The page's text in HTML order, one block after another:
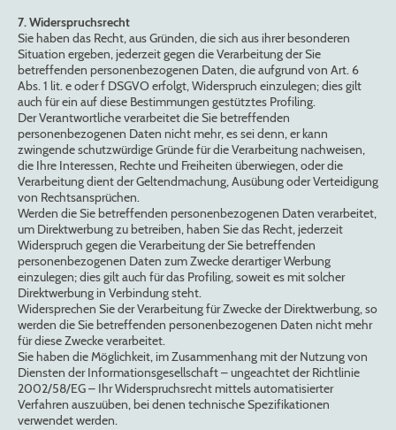
7. Widerspruchsrecht
Sie haben das Recht, aus Gründen, die sich aus ihrer besonderen
Situation ergeben, jederzeit gegen die Verarbeitung der Sie
betreffenden personenbezogenen Daten, die aufgrund von Art. 6
Abs. 1 lit. e oder f DSGVO erfolgt, Widerspruch einzulegen; dies gilt
auch für ein auf diese Bestimmungen gestütztes Profiling.
Der Verantwortliche verarbeitet die Sie betreffenden
personenbezogenen Daten nicht mehr, es sei denn, er kann
zwingende schutzwürdige Gründe für die Verarbeitung nachweisen,
die Ihre Interessen, Rechte und Freiheiten überwiegen, oder die
Verarbeitung dient der Geltendmachung, Ausübung oder Verteidigung
von Rechtsansprüchen.
Werden die Sie betreffenden personenbezogenen Daten verarbeitet,
um Direktwerbung zu betreiben, haben Sie das Recht, jederzeit
Widerspruch gegen die Verarbeitung der Sie betreffenden
personenbezogenen Daten zum Zwecke derartiger Werbung
einzulegen; dies gilt auch für das Profiling, soweit es mit solcher
Direktwerbung in Verbindung steht.
Widersprechen Sie der Verarbeitung für Zwecke der Direktwerbung, so
werden die Sie betreffenden personenbezogenen Daten nicht mehr
für diese Zwecke verarbeitet.
Sie haben die Möglichkeit, im Zusammenhang mit der Nutzung von
Diensten der Informationsgesellschaft – ungeachtet der Richtlinie
2002/58/EG – Ihr Widerspruchsrecht mittels automatisierter
Verfahren auszuüben, bei denen technische Spezifikationen
verwendet werden.